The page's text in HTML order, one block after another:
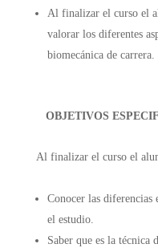
Al finalizar el curso el
valorar los diferentes
biomecánica de carrera.
OBJETIVOS
Al finalizar el curso el
Conocer las diferencias
el estudio.
Saber que es la técnica